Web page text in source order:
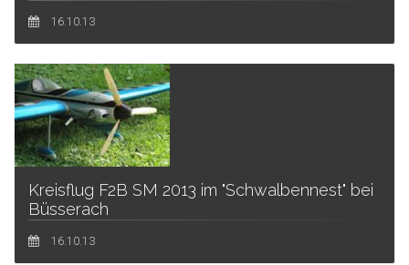
16.10.13
Kreisflug F2B SM 2013 im "Schwalbennest" bei
Büsserach
16.10.13